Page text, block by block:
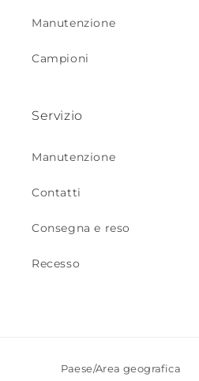
Manutenzione
Campioni
Servizio
Manutenzione
Contatti
Consegna e reso
Recesso
Paese/Area geografica